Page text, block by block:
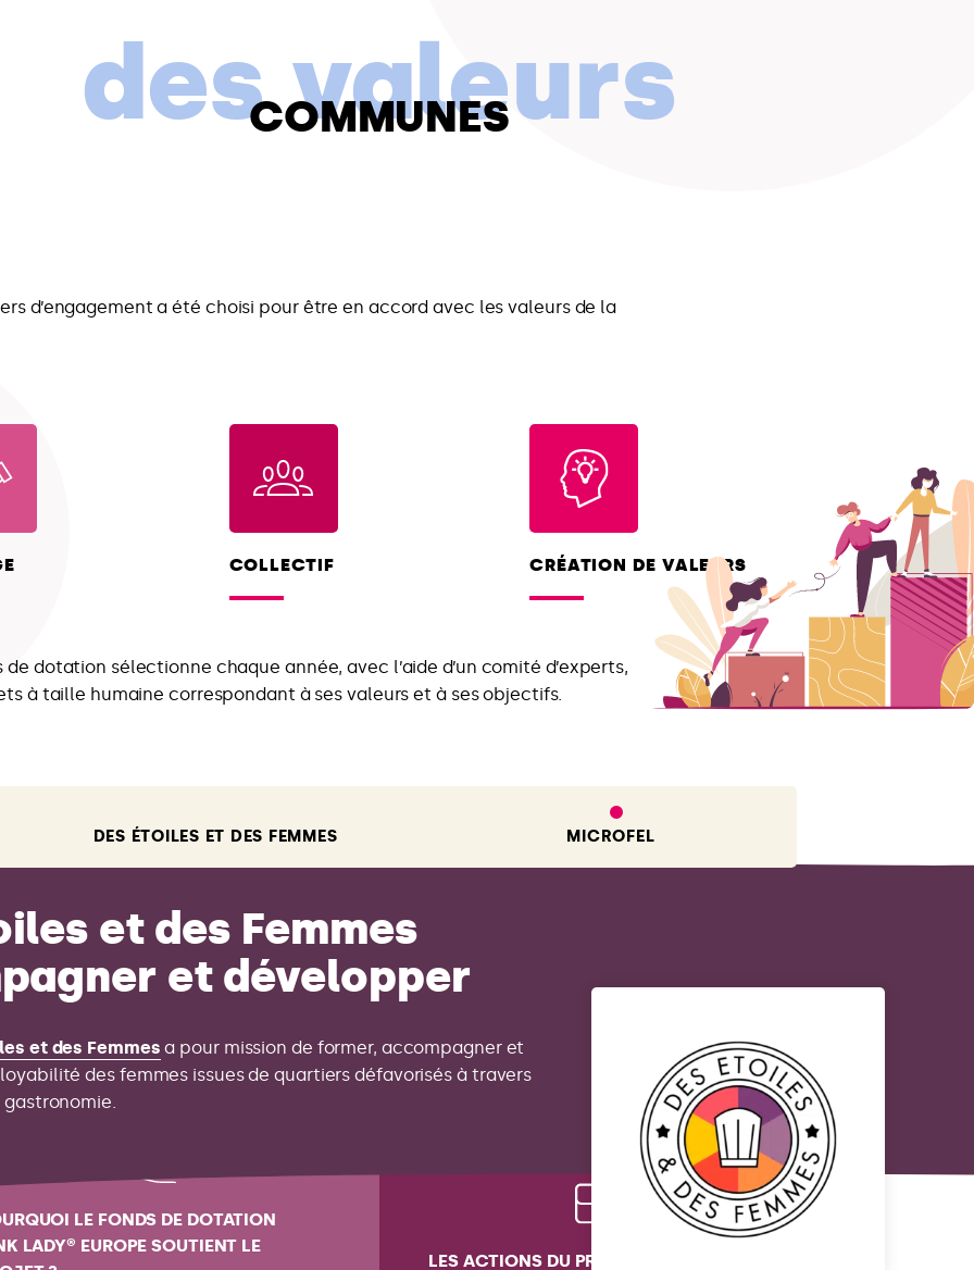
des valeurs
COMMUNES
d’engagement a été choisi pour être en accord avec les valeurs de la
COLLECTIF CRÉATION DE VALEURS
de dotation sélectionne chaque année, avec l’aide d’un comité d’experts,
à taille humaine correspondant à ses valeurs et à ses objectifs.
DES ÉTOILES ET DES FEMMES MICROFEL
et des Femmes
et développer
et des Femmes a pour mission de former, accompagner et
des femmes issues de quartiers défavorisés à travers
gastronomie.
LE FONDS DE DOTATION
LADY® EUROPE SOUTIENT LE
LES ACTIONS DU PROGRAMME